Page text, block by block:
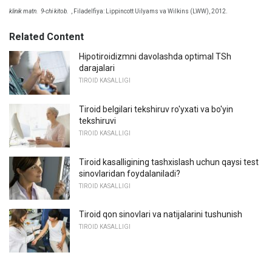
klinik matn. 9-chi kitob. , Filadelfiya: Lippincott Uilyams va Wilkins (LWW), 2012.
Related Content
Hipotiroidizmni davolashda optimal TSh
darajalari
TIROID KASALLIGI
Tiroid belgilari tekshiruv ro'yxati va bo'yin
tekshiruvi
TIROID KASALLIGI
Tiroid kasalligining tashxislash uchun qaysi test
sinovlaridan foydalaniladi?
TIROID KASALLIGI
Tiroid qon sinovlari va natijalarini tushunish
TIROID KASALLIGI